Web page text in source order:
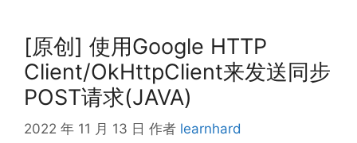
[原创] 使用Google HTTP
Client/OkHttpClient来发送同步
POST请求(JAVA)
2022 年 11 月 13 日 作者 learnhard